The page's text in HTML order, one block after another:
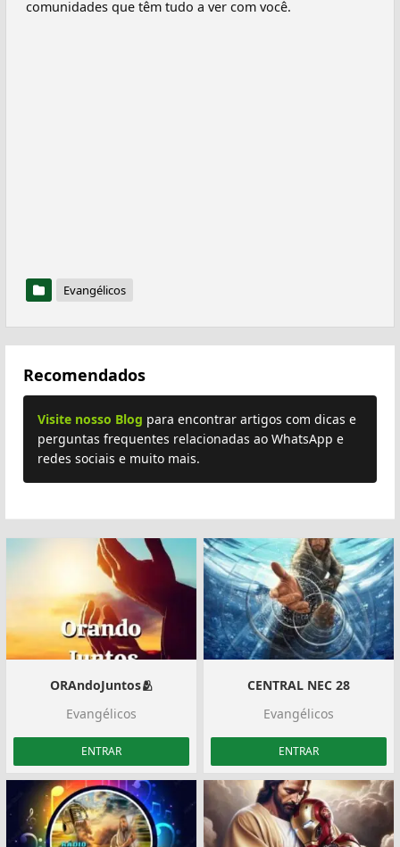
comunidades que têm tudo a ver com você.
Evangélicos
Recomendados
Visite nosso Blog para encontrar artigos com dicas e
perguntas frequentes relacionadas ao WhatsApp e
redes sociais e muito mais.
ORAndoJuntos🫂
Evangélicos
ENTRAR
CENTRAL NEC 28
Evangélicos
ENTRAR